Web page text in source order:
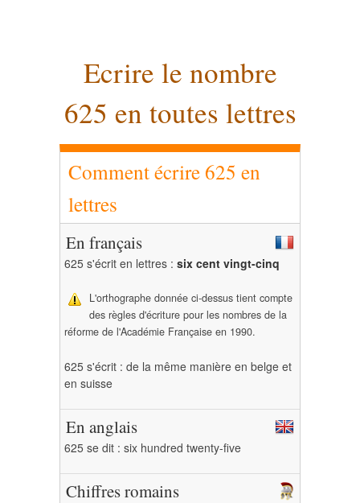
Ecrire le nombre
625 en toutes lettres
Comment écrire 625 en
lettres
En français
625 s'écrit en lettres : six cent vingt-cinq
L'orthographe donnée ci-dessus tient compte
des règles d'écriture pour les nombres de la
réforme de l'Académie Française en 1990.
625 s'écrit : de la même manière en belge et
en suisse
En anglais
625 se dit : six hundred twenty-five
Chiffres romains